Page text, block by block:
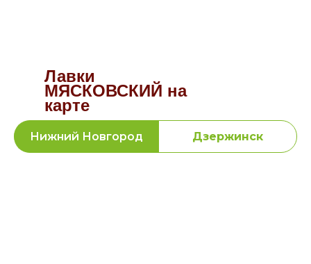
Лавки
МЯСКОВСКИЙ на
карте
Нижний Новгород Дзержинск